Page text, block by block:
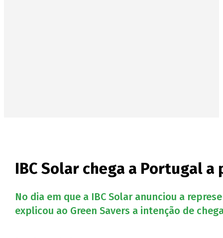
IBC Solar chega a Portugal
No dia em que a IBC Solar anunciou a
explicou ao Green Savers a intenção de